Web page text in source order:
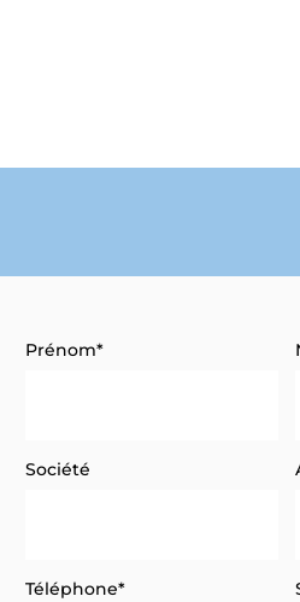
Prénom*
Société
Téléphone*